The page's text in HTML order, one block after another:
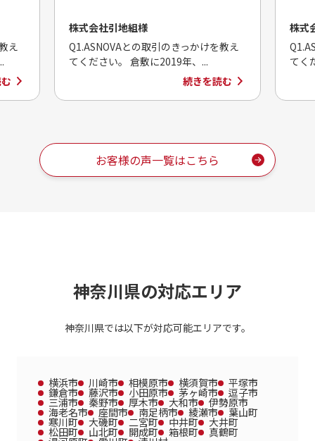
え
株式会社引地組様
Q1.ASNOVAとの取引のきっかけを教え
てください。 倉敷に2019年、...
続きを読む
株式
てく
お客様の声一覧はこちら
神奈川県の対応エリア
神奈川県では以下が対応可能エリアです。
横浜市 川崎市 相模原市 横須賀市 平塚市
鎌倉市 藤沢市 小田原市 茅ヶ崎市 逗子市
三浦市 秦野市 厚木市 大和市 伊勢原市
海老名市 座間市 南足柄市 綾瀬市 葉山町
寒川町 大磯町 二宮町 中井町 大井町
松田町 山北町 開成町 箱根町 真鶴町